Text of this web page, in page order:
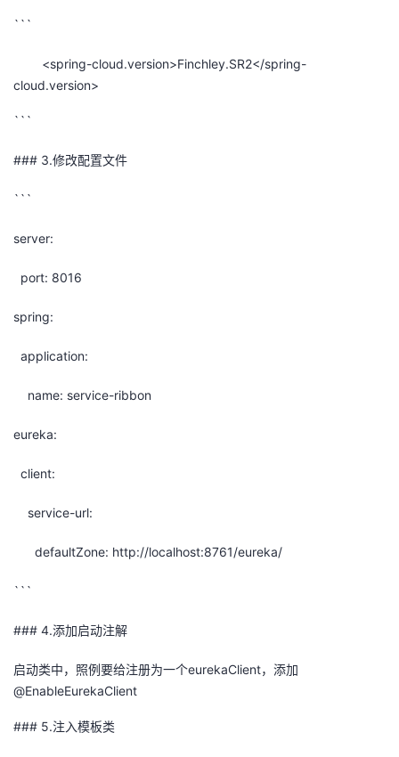
```
<spring-cloud.version>Finchley.SR2</spring-
cloud.version>
```
### 3.修改配置文件
```
server:
port: 8016
spring:
application:
name: service-ribbon
eureka:
client:
service-url:
defaultZone: http://localhost:8761/eureka/
```
### 4.添加启动注解
启动类中，照例要给注册为一个eurekaClient，添加
@EnableEurekaClient
### 5.注入模板类